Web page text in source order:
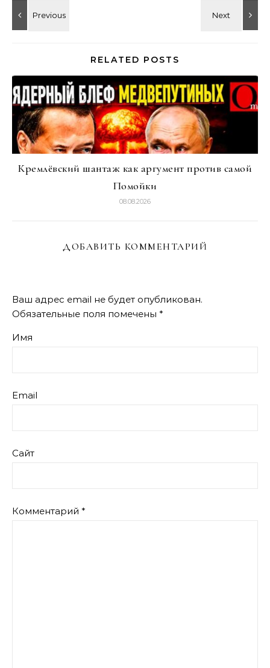
RELATED POSTS
Кремлёвский шантаж как аргумент против самой
Помойки
08.08.2026
ДОБАВИТЬ КОММЕНТАРИЙ
Ваш адрес email не будет опубликован.
Обязательные поля помечены *
Имя
Email
Сайт
Комментарий *